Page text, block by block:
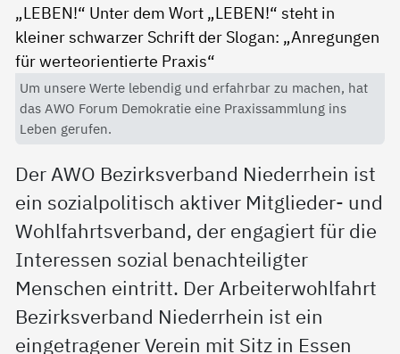
Um unsere Werte lebendig und erfahrbar zu machen, hat
das AWO Forum Demokratie eine Praxissammlung ins
Leben gerufen.
Der AWO Bezirksverband Niederrhein ist
ein sozialpolitisch aktiver Mitglieder- und
Wohlfahrtsverband, der engagiert für die
Interessen sozial benachteiligter
Menschen eintritt. Der Arbeiterwohlfahrt
Bezirksverband Niederrhein ist ein
eingetragener Verein mit Sitz in Essen